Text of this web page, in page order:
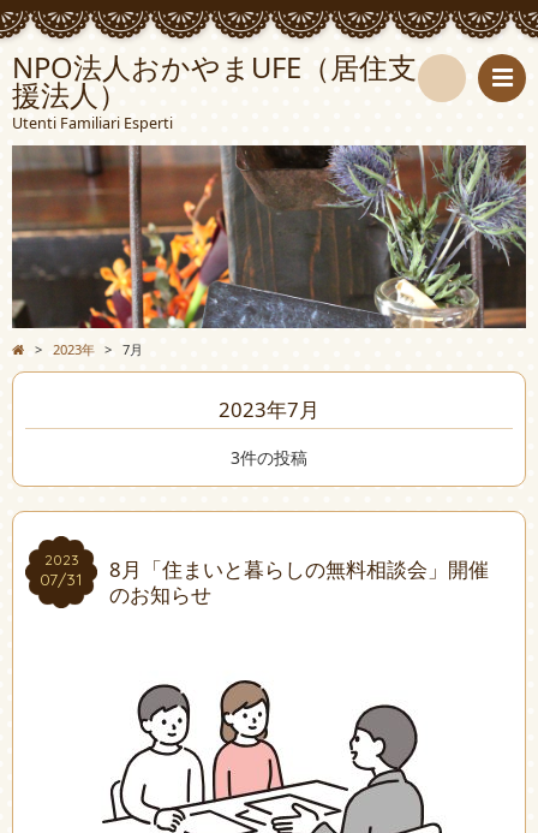
NPO法人おかやまUFE（居住支
援法人）
Utenti Familiari Esperti
索
> 2023年 > 7月
2023年7月
3件の投稿
2023
07/31
2023
07/31
8月「住まいと暮らしの無料相談会」開催
のお知らせ